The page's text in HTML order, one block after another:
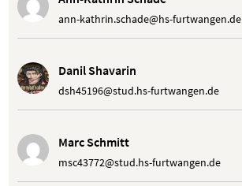
ann-kathrin.schade@hs-furtwangen.de
Danil Shavarin
dsh45196@stud.hs-furtwangen.de
Marc Schmitt
msc43772@stud.hs-furtwangen.de